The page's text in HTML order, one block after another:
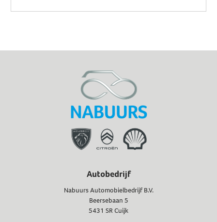
Autobedrijf
Nabuurs Automobielbedrijf B.V.
Beersebaan 5
5431 SR Cuijk